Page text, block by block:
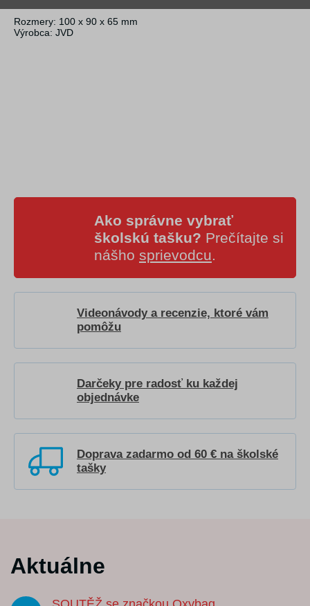
Rozmery: 100 x 90 x 65 mm
Výrobca: JVD
Ako správne vybrať
školskú tašku? Prečítajte si
nášho sprievodcu.
Videonávody a recenzie, ktoré vám
pomôžu
Darčeky pre radosť ku každej
objednávke
Doprava zadarmo od 60 € na školské
tašky
Aktuálne